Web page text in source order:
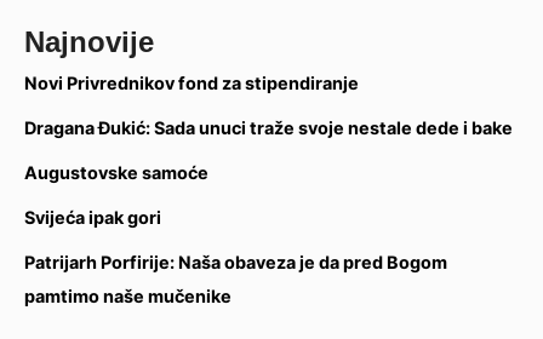
Najnovije
Novi Privrednikov fond za stipendiranje
Dragana Đukić: Sada unuci traže svoje nestale dede i bake
Augustovske samoće
Svijeća ipak gori
Patrijarh Porfirije: Naša obaveza je da pred Bogom
pamtimo naše mučenike